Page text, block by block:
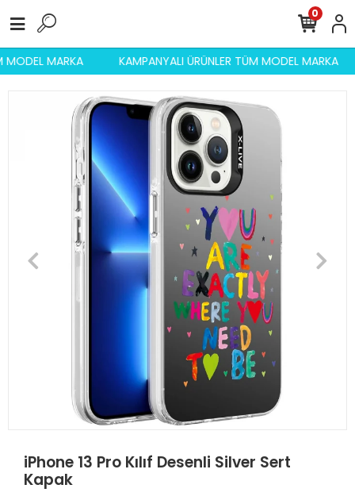
MODEL MARKA KAMPANYALI ÜRÜNLER TÜM MODEL MARKA
0
iPhone 13 Pro Kılıf Desenli Silver Sert
Kapak